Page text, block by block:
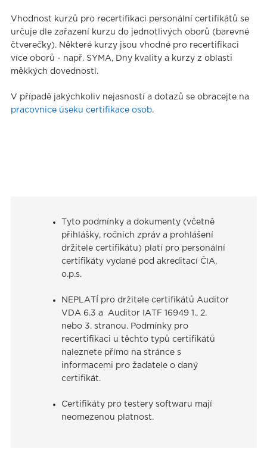
Vhodnost kurzů pro recertifikaci personální certifikátů se
určuje dle zařazení kurzu do jednotlivých oborů (barevné
čtverečky). Některé kurzy jsou vhodné pro recertifikaci
více oborů - např. SYMA, Dny kvality a kurzy z oblasti
měkkých dovedností.
V případě jakýchkoliv nejasností a dotazů se obracejte na
pracovnice úseku certifikace osob.
Tyto podmínky a dokumenty (včetně
přihlášky, ročních zpráv a prohlášení
držitele certifikátu) platí pro personální
certifikáty vydané pod akreditací ČIA,
o.p.s.
NEPLATÍ pro držitele certifikátů Auditor
VDA 6.3 a Auditor IATF 16949 1., 2.
nebo 3. stranou. Podmínky pro
recertifikaci u těchto typů certifikátů
naleznete přímo na stránce s
informacemi pro žadatele o daný
certifikát.
Certifikáty pro testery softwaru mají
neomezenou platnost.